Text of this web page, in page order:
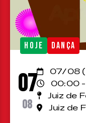
HOJE DANÇA
07
08
07/08
00:00
Juiz de
Juiz de